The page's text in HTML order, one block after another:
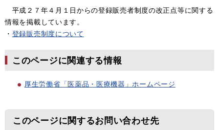
平成２７年４月１日からの登録販売者制度の改正点等に関する
情報を掲載しています。
・ 登録販売制度について
このページに関連する情報
厚生労働省「医薬品・医療機器」ホームページ
このページに関するお問い合わせ先